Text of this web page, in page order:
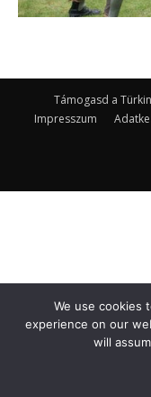
Támogasd a
Impresszum
We use cookies
experience on our
will